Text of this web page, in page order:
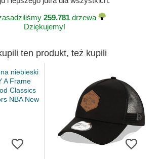
259.781drzewa
Dziękujemy!
ten produkt, też kupili